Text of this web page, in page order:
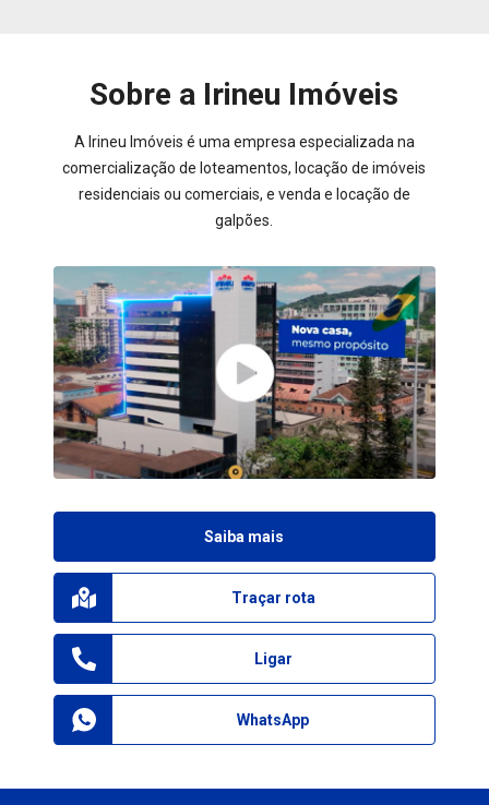
Sobre a Irineu Imóveis
A Irineu Imóveis é uma empresa especializada na
comercialização de loteamentos, locação de imóveis
residenciais ou comerciais, e venda e locação de
galpões.
Saiba mais
Traçar rota
Ligar
WhatsApp